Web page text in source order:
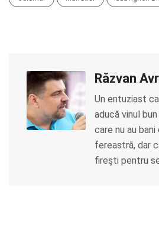
Răzvan
Un entuziast
aducă vinul
care nu au
fereastră, dar
fireşti pentru